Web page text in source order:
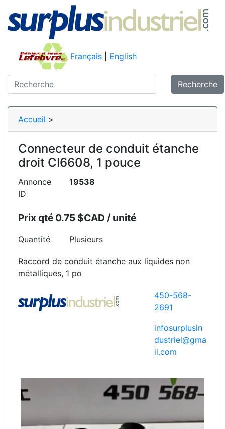
Français English
Recherche
Accueil >
Connecteur de conduit étanche
droit CI6608, 1 pouce
Annonce
ID
19538
Prix qté 0.75 $CAD / unité
Quantité Plusieurs
Raccord de conduit étanche aux liquides non
métalliques, 1 po
450-568-
2691
infosurplusin
dustriel@gma
il.com